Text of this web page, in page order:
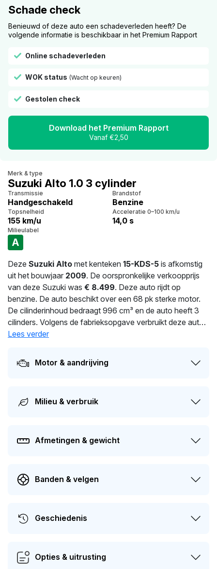
Schade check
Benieuwd of deze auto een schadeverleden heeft? De
volgende informatie is beschikbaar in het Premium Rapport
Online schadeverleden
WOK status (Wacht op keuren)
Gestolen check
Download het Premium Rapport
Vanaf €2,50
Merk & type
Suzuki Alto 1.0 3 cylinder
Transmissie
Handgeschakeld
Brandstof
Benzine
Topsnelheid
155 km/u
Acceleratie 0–100 km/u
14,0 s
Milieulabel
A
Deze Suzuki Alto met kenteken 15-KDS-5 is afkomstig
uit het bouwjaar 2009. De oorspronkelijke verkoopprijs
van deze Suzuki was € 8.499. Deze auto rijdt op
benzine. De auto beschikt over een 68 pk sterke motor.
De cilinderinhoud bedraagt 996 cm³ en de auto heeft 3
cilinders. Volgens de fabrieksopgave verbruikt deze auto
4.4 l/100 km. Dankzij 930 kg ligt deze auto soepel op de
bezit. Dit voertuig moet over 325 dagen opnieuw APK-
gekeurd worden. Dit voertuig heeft 4 eigenaren gehad in
Lees verder
Motor & aandrijving
Milieu & verbruik
Afmetingen & gewicht
Banden & velgen
Geschiedenis
Opties & uitrusting